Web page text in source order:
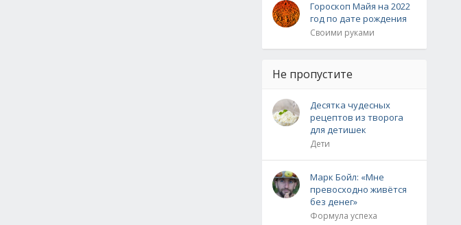
Гороскоп Майя на 2022
год по дате рождения
Своими руками
Не пропустите
Десятка чудесных
рецептов из творога
для детишек
Дети
Марк Бойл: «Мне
превосходно живётся
без денег»
Формула успеха